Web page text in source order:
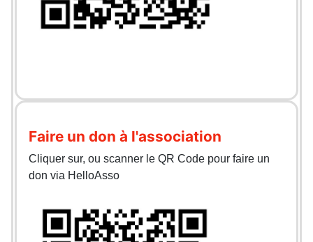
Faire un don à l'association
Cliquer sur, ou scanner le QR Code pour faire un
don via HelloAsso